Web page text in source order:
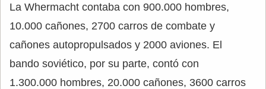
La Whermacht contaba con 900.000 hombres,
10.000 cañones, 2700 carros de combate y
cañones autopropulsados y 2000 aviones. El
bando soviético, por su parte, contó con
1.300.000 hombres, 20.000 cañones, 3600 carros